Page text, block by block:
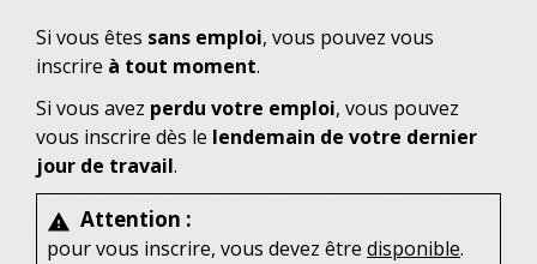
Si vous êtes sans emploi, vous pouvez vous
inscrire à tout moment.
Si vous avez perdu votre emploi, vous pouvez
vous inscrire dès le lendemain de votre dernier
jour de travail.
warning Attention :
pour vous inscrire, vous devez être disponible.